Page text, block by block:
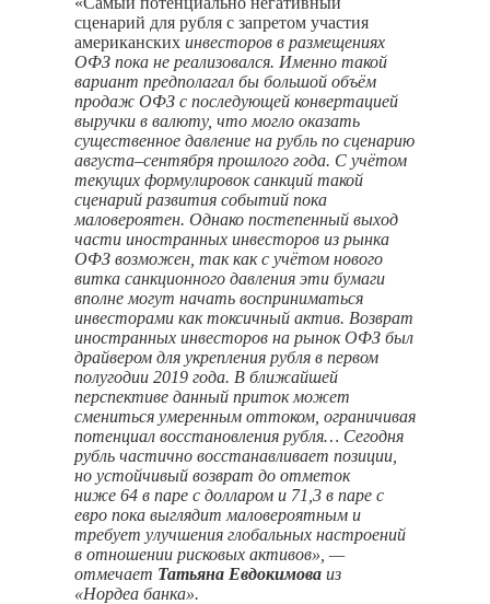
сценарий для рубля с запретом участия
американских инвесторов в размещениях
ОФЗ пока не реализовался. Именно такой
вариант предполагал бы большой объём
продаж ОФЗ с последующей конвертацией
выручки в валюту, что могло оказать
существенное давление на рубль по сценарию
августа–сентября прошлого года. С учётом
текущих формулировок санкций такой
сценарий развития событий пока
маловероятен. Однако постепенный выход
части иностранных инвесторов из рынка
ОФЗ возможен, так как с учётом нового
витка санкционного давления эти бумаги
вполне могут начать восприниматься
инвесторами как токсичный актив. Возврат
иностранных инвесторов на рынок ОФЗ был
драйвером для укрепления рубля в первом
полугодии 2019 года. В ближайшей
перспективе данный приток может
смениться умеренным оттоком, ограничивая
потенциал восстановления рубля… Сегодня
рубль частично восстанавливает позиции,
но устойчивый возврат до отметок
ниже 64 в паре с долларом и 71,3 в паре с
евро пока выглядит маловероятным и
требует улучшения глобальных настроений
в отношении рисковых активов», —
отмечает Татьяна Евдокимова из
«Нордеа банка».